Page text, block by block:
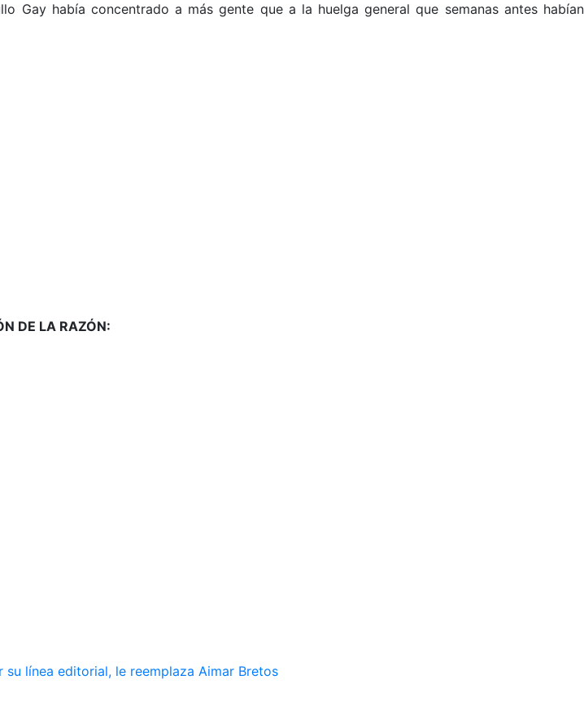
Gay había concentrado a más gente que a la huelga general que semanas antes habían
DE LA RAZÓN:
su línea editorial, le reemplaza Aimar Bretos